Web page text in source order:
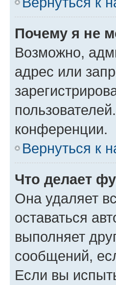
Почему я не
Возможно,
адрес или
конференции.
Вернуться к
Что делает
Она удаляет
оставаться
выполняет
сообщений,
Если вы